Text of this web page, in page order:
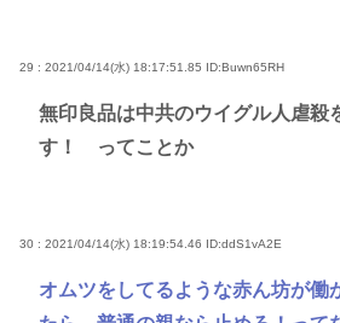
29 : 2021/04/14(水) 18:17:51.85 ID:Buwn65RH
無印良品は中共のウイグル人虐殺
す！ ってことか
30 : 2021/04/14(水) 18:19:54.46 ID:ddS1vA2E
オムツをしてるような赤ん坊が働